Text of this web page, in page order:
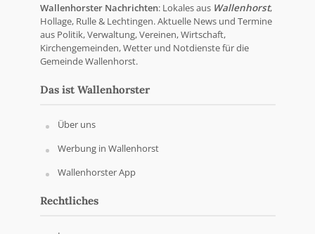
Wallenhorster Nachrichten: Lokales aus Wallenhorst,
Hollage, Rulle & Lechtingen. Aktuelle News und Termine
aus Politik, Verwaltung, Vereinen, Wirtschaft,
Kirchengemeinden, Wetter und Notdienste für die
Gemeinde Wallenhorst.
Das ist Wallenhorster
Über uns
Werbung in Wallenhorst
Wallenhorster App
Rechtliches